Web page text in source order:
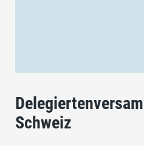
Schweiz